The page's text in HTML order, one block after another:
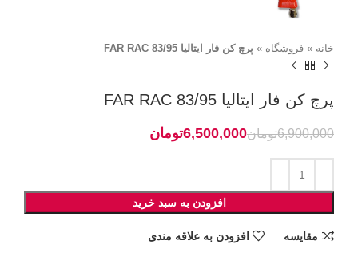
خانه » فروشگاه » پرچ کن فار ایتالیا FAR RAC 83/95
پرچ کن فار ایتالیا FAR RAC 83/95
6,900,000تومان6,500,000تومان
افزودن به سبد خرید
مقايسه افزودن به علاقه مندی